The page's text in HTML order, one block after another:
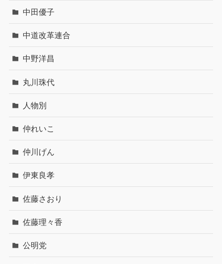
中田優子
中道改革連合
中野洋昌
丸川珠代
人物別
仲れいこ
仲川げん
伊東良孝
佐藤さおり
佐藤理々香
公明党